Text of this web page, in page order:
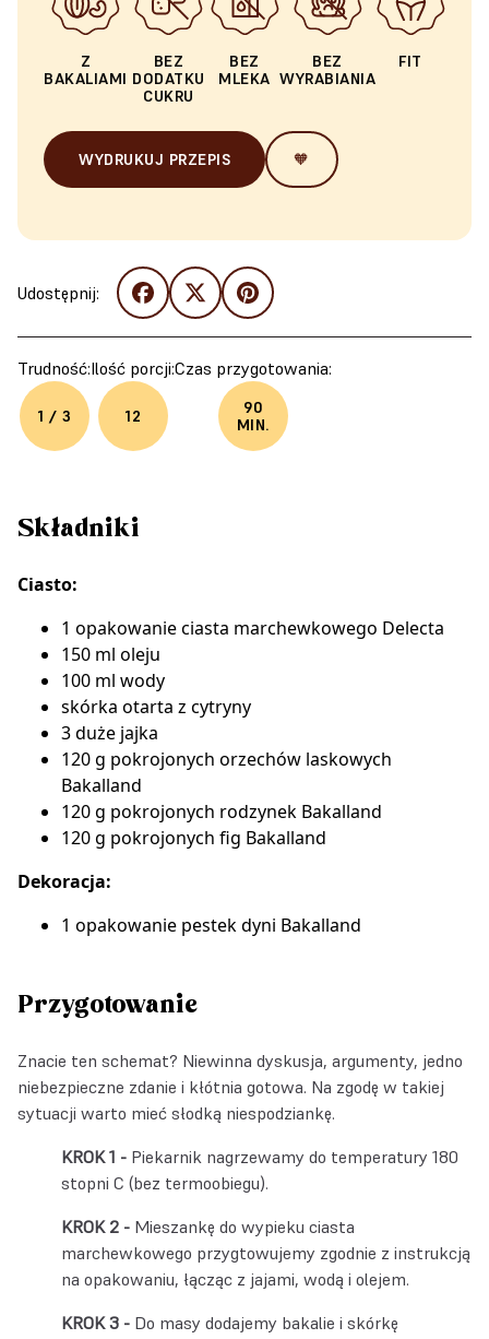
Z
BAKALIAMI
BEZ
DODATKU
CUKRU
BEZ
MLEKA
BEZ
WYRABIANIA
FIT
WYDRUKUJ PRZEPIS 🧡
Udostępnij:
Trudność:
1 / 3
Ilość porcji:
12
Czas przygotowania:
90
MIN.
Składniki
Ciasto:
1 opakowanieciasta marchewkowego Delecta
150 ml oleju
100 ml wody
skórka otarta z cytryny
3 duże jajka
120 g pokrojonych orzechów laskowych
Bakalland
120 g pokrojonych rodzynek Bakalland
120 g pokrojonych fig Bakalland
Dekoracja:
1 opakowanie pestek dyni Bakalland
Przygotowanie
Znacie ten schemat? Niewinna dyskusja, argumenty, jedno
niebezpieczne zdanie i kłótnia gotowa. Na zgodę w takiej
sytuacji warto mieć słodką niespodziankę.
Piekarnik nagrzewamy do temperatury 180
stopni C (bez termoobiegu).
Mieszankę do wypieku ciasta
marchewkowego przygtowujemy zgodnie z instrukcją
na opakowaniu, łącząc z jajami, wodą i olejem.
Do masy dodajemy bakalie i skórkę